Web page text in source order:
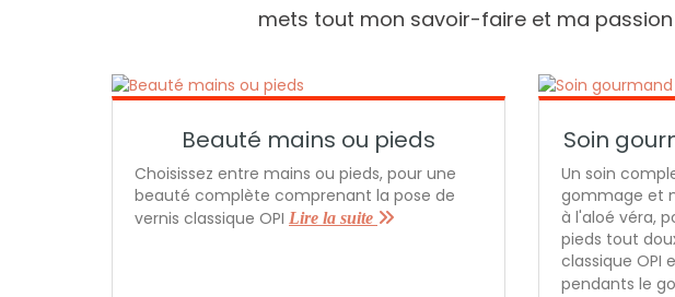
mets tout mon savoir-faire et ma
Beauté mains ou pieds
Choisissez entre mains ou pieds, pour une
beauté complète comprenant la pose de
vernis classique OPI Lire la suite
Soin
Un soin
gommage et
à l'aloé véra,
pieds tout
classique OPI
pendants le